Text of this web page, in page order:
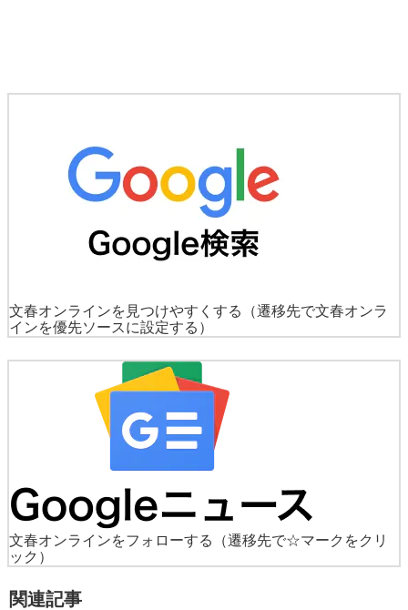
文春オンラインを見つけやすくする
（遷移先で文春オンラ
インを優先ソースに設定する）
文春オンラインをフォローする
（遷移先で☆マークをクリ
ック）
関連記事